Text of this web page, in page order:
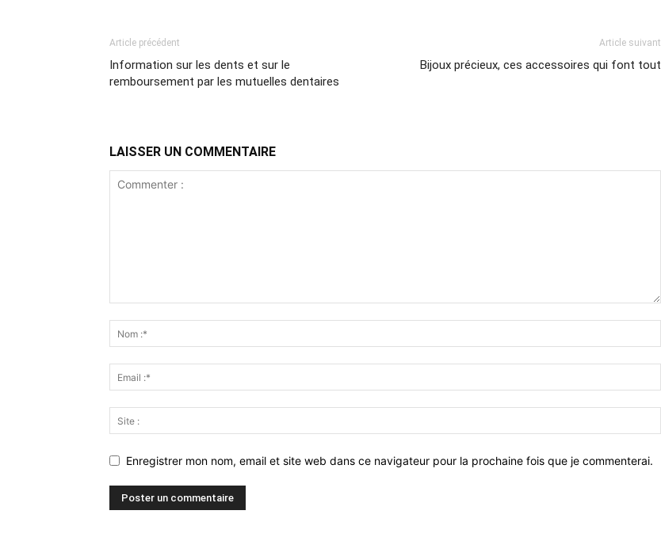
Article précédent
Information sur les dents et sur le
remboursement par les mutuelles dentaires
Article suivant
Bijoux précieux, ces accessoires qui font tout
LAISSER UN COMMENTAIRE
Enregistrer mon nom, email et site web dans ce navigateur pour la prochaine fois que je commenterai.